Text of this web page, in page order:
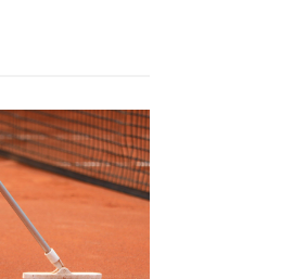
und ihre
Sports in